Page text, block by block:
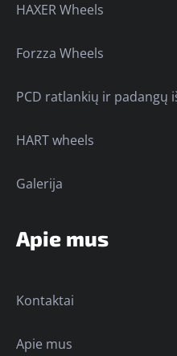
HAXER Wheels
Forzza Wheels
PCD ratlankių ir padangų
HART wheels
Galerija
Apie mus
Kontaktai
Apie mus